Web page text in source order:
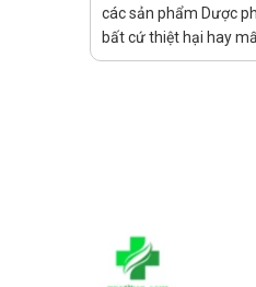
Liều khởi
Bệnh nhân
Bệnh nhân
Bệnh nhân
Cách dùng:
các sản phẩm Dược
bất cứ thiệt hại hay